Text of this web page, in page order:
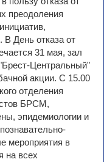
преодоления
В День отказа от
31 мая, зал
Центральный"
акции. С 15.00
отделения
БРСМ,
эпидемиологии и
мероприятия в
на всех